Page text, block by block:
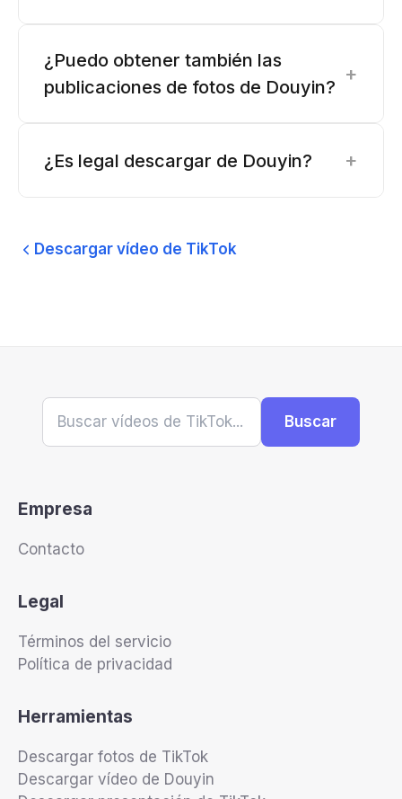
¿Puedo obtener también las
publicaciones de fotos de Douyin?
+
¿Es legal descargar de Douyin? +
Descargar vídeo de TikTok
Buscar
Empresa
Contacto
Legal
Términos del servicio
Política de privacidad
Herramientas
Descargar fotos de TikTok
Descargar vídeo de Douyin